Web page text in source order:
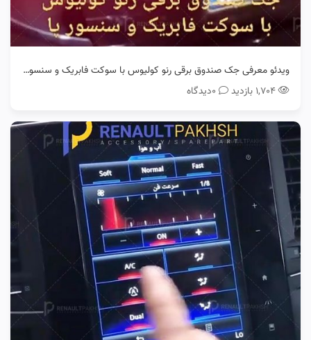
ویدئو معرفی جک صندوق برقی رنو کولیوس با سوکت فابریک و سنسور پا
۱,۷۰۴ بازدید
0دیدگاه